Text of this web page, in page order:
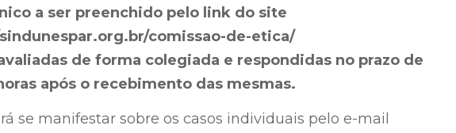
a ser preenchido pelo link do site
comissao-de-etica/
de forma colegiada e respondidas no prazo de
após o recebimento das mesmas.
se manifestar sobre os casos individuais pelo e-mail